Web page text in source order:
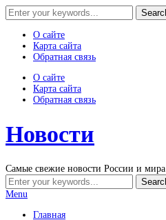
О сайте
Карта сайта
Обратная связь
О сайте
Карта сайта
Обратная связь
Новости
Самые свежие новости России и мира
Menu
Главная